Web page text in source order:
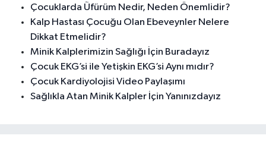
Çocuklarda Üfürüm Nedir, Neden Önemlidir?
Kalp Hastası Çocuğu Olan Ebeveynler Nelere
Dikkat Etmelidir?
Minik Kalplerimizin Sağlığı İçin Buradayız
Çocuk EKG’si ile Yetişkin EKG’si Aynı mıdır?
Çocuk Kardiyolojisi Video Paylaşımı
Sağlıkla Atan Minik Kalpler İçin Yanınızdayız